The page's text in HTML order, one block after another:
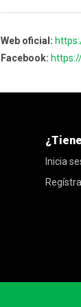
Web oficial:
Facebook:
Inicia